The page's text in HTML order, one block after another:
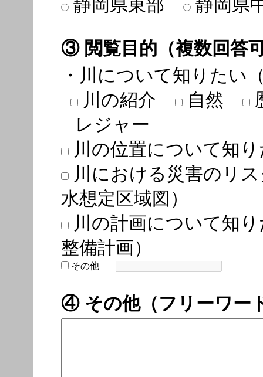
静岡県東部 静岡県
③ 閲覧目的（複数回答
・川について知りたい
川の紹介
自然
レジャー
川の位置について知り
川における災害のリ
水想定区域図）
川の計画について知り
整備計画）
その他
④ その他（フリーワー